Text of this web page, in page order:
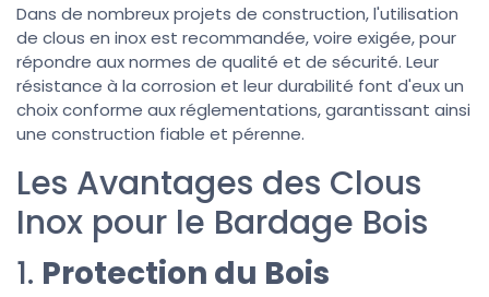
Dans de nombreux projets de construction, l'utilisation
de clous en inox est recommandée, voire exigée, pour
répondre aux normes de qualité et de sécurité. Leur
résistance à la corrosion et leur durabilité font d'eux un
choix conforme aux réglementations, garantissant ainsi
une construction fiable et pérenne.
Les Avantages des Clous
Inox pour le Bardage Bois
1. Protection du Bois